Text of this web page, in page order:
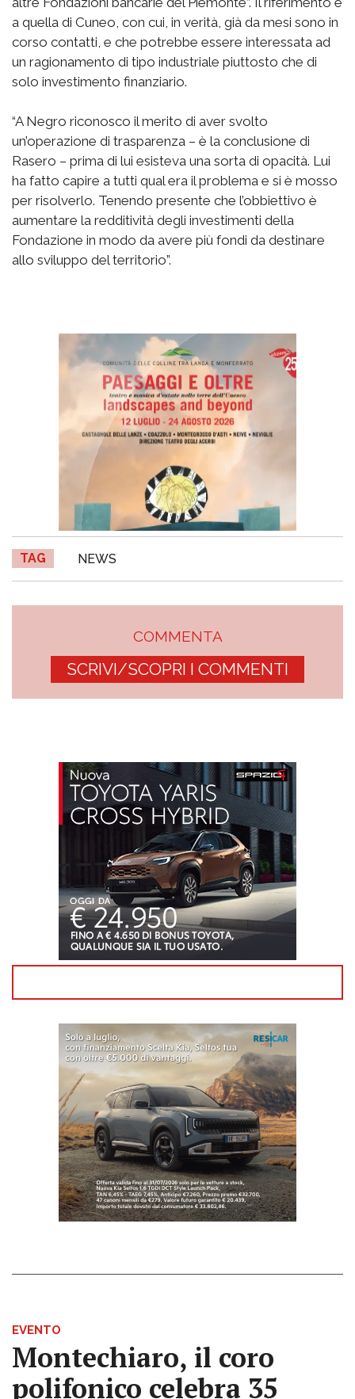
a quella di Cuneo, con cui, in verità, già da mesi sono in
corso contatti, e che potrebbe essere interessata ad
un ragionamento di tipo industriale piuttosto che di
solo investimento finanziario.
“A Negro riconosco il merito di aver svolto
un’operazione di trasparenza – è la conclusione di
Rasero – prima di lui esisteva una sorta di opacità. Lui
ha fatto capire a tutti qual era il problema e si è mosso
per risolverlo. Tenendo presente che l’obbiettivo è
aumentare la redditività degli investimenti della
Fondazione in modo da avere più fondi da destinare
allo sviluppo del territorio”.
TAG NEWS
COMMENTA
SCRIVI/SCOPRI I COMMENTI
EVENTO
Montechiaro, il coro
polifonico celebra 35